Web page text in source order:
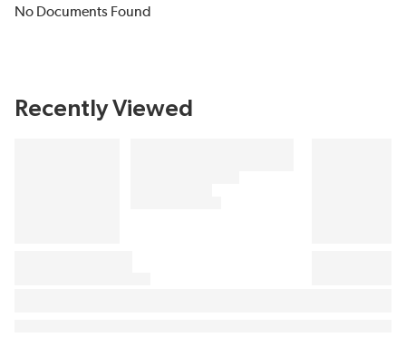
No Documents Found
Recently Viewed